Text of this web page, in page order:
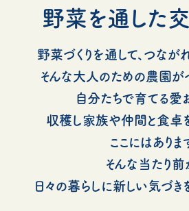
野菜を通した交
野菜づくりを通して、つながれ
そんな大人のための農園が
自分たちで育てる愛お
収穫し家族や仲間と食卓
ここにはあります
そんな当たり前
日々の暮らしに新しい気づき